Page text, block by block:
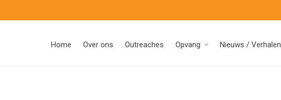
Home Over ons Outreaches Opvang Nieuws / Verhalen